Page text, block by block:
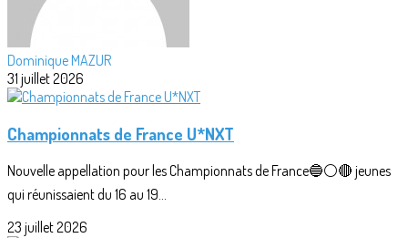
Dominique MAZUR
31 juillet 2026
Championnats de France U*NXT
Nouvelle appellation pour les Championnats de France🔵⚪🔴 jeunes
qui réunissaient du 16 au 19...
23 juillet 2026